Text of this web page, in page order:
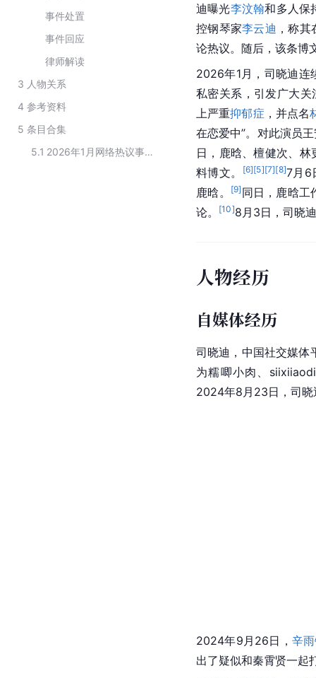
事件处置
事件回应
律师解读
3 人物关系
4 参考资料
5 条目合集
5.1
2026年1月网络热议事件当事人
迪曝光李汶翰和多人保
控钢琴家李云迪 ，称
论热议。随后，该条博
2026年1月，司晓迪连
私密关系，引发广大关
上严重抑郁症 ，并点名
在恋爱中”。对此演员
日，鹿晗、檀健次、
料博文。
[6][5][7][8]7月6
鹿晗。
[9] 同日，鹿晗工
论。
[10]8月3日，司晓
人物经历
自媒体经历
司晓迪，中国社交媒体
为糯唧小肉、
2024年8月23日，司晓
2024年9月26日， 辛
出了疑似和秦霄贤一起